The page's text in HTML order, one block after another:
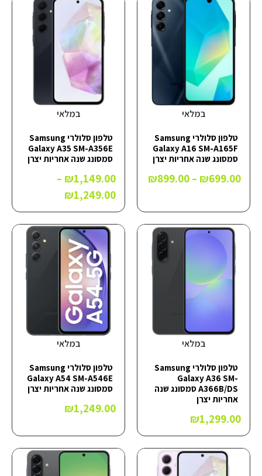
במלאי
טלפון סלולרי Samsung
Galaxy A16 SM-A165F
סמסונג שנה אחריות יצרן
₪699.00
–
₪899.00
במלאי
טלפון סלולרי Samsung
Galaxy A35 SM-A356E
סמסונג שנה אחריות יצרן
₪1,149.00
–
₪1,249.00
במלאי
טלפון סלולרי Samsung
Galaxy A36 SM-
A366B/DS סמסונג שנה
אחריות יצרן
₪1,299.00
במלאי
טלפון סלולרי Samsung
Galaxy A54 SM-A546E
סמסונג שנה אחריות יצרן
₪1,249.00